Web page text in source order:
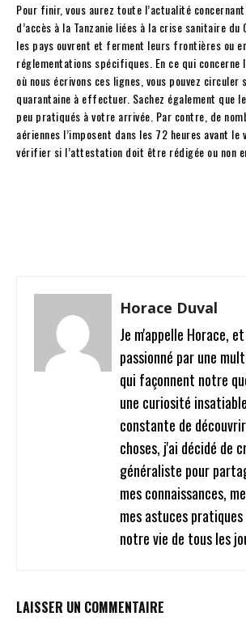
Pour finir, vous aurez toute l’actualité
d’accès à la Tanzanie liées à la crise sanitaire du
les pays ouvrent et ferment leurs frontières ou
réglementations spécifiques. En ce qui concerne
où nous écrivons ces lignes, vous pouvez circuler
quarantaine à effectuer. Sachez également que
peu pratiqués à votre arrivée. Par contre, de
aériennes l’imposent dans les 72 heures avant le
vérifier si l’attestation doit être rédigée ou non
Horace Duval
Je m'appelle Horace,
passionné par une
qui façonnent notre
une curiosité
constante de
choses, j'ai décidé de
généraliste pour
mes connaissances,
mes astuces
notre vie de tous les
LAISSER UN COMMENTAIRE